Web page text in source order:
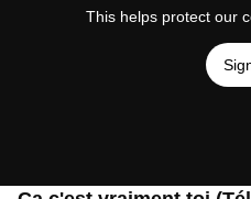
This helps protect our